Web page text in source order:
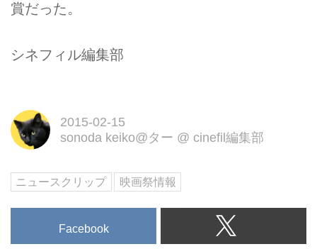
賞だった。
シネフィル編集部
2015-02-15
sonoda keiko@ター @ cinefil編集部
ニュースクリップ 映画祭情報
Facebook